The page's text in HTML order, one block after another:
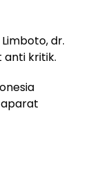
dr.
anti kritik.